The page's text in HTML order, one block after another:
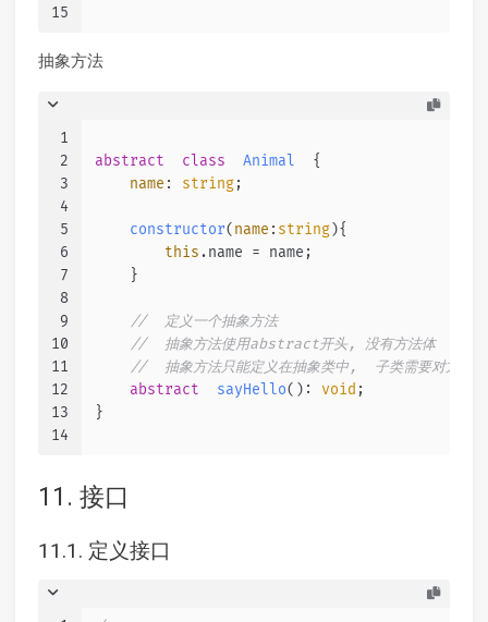
15
抽象方法
1
2
3
4
5
6
7
8
9
10
11
12
13
14
abstract class Animal
  {
name : string;
constructor( name : string){
this.name = name;
    }
//  定义一个抽象方法
//  抽象方法使用abstract开头, 没有方法体
//  抽象方法只能定义在抽象类中,  子类需要对方法进
abstract
sayHello(): void ;
}
11. 接口
11.1. 定义接口